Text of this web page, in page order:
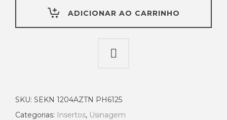
ADICIONAR AO CARRINHO
SKU: SEKN 1204AZTN PH6125
Categorias: Insertos, Usinagem